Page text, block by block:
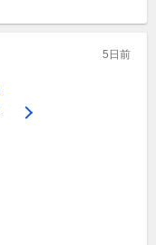
5日前